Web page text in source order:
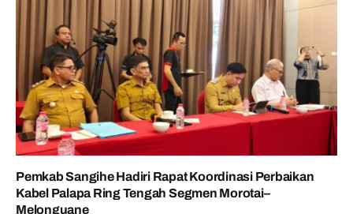
Pemkab Sangihe Hadiri Rapat Koordinasi Perbaikan
Kabel Palapa Ring Tengah Segmen Morotai–
Melonguane